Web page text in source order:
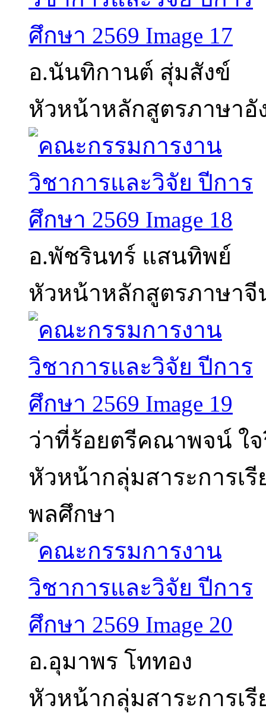
อ.นันทิกานต์ สุ่มสังข์
หัวหน้าหลักสูตรภาษาอั
อ.พัชรินทร์ แสนทิพย์
หัวหน้าหลักสูตรภาษาจี
ว่าที่ร้อยตรีคณาพจน์ ใ
หัวหน้ากลุ่มสาระการเ
พลศึกษา
อ.อุมาพร โททอง
หัวหน้ากลุ่มสาระการเ